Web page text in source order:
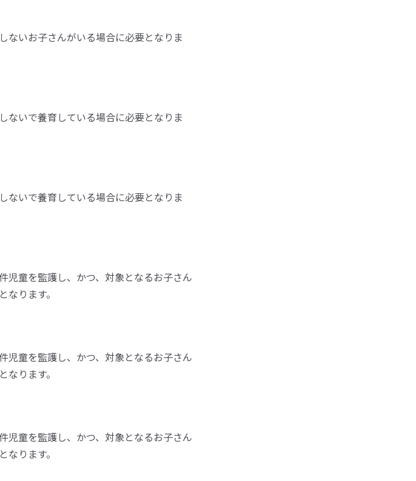
ないお子さんがいる場合に必要となりま
ないで養育している場合に必要となりま
ないで養育している場合に必要となりま
児童を監護し、かつ、対象となるお子さん
ります。
児童を監護し、かつ、対象となるお子さん
ります。
児童を監護し、かつ、対象となるお子さん
ります。